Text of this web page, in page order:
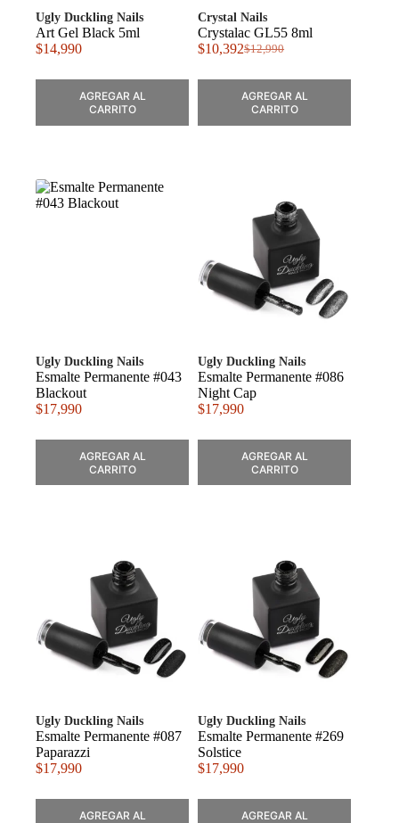
Ugly Duckling Nails
Art Gel Black 5ml
$14,990
AGREGAR AL
CARRITO
Crystal Nails
Crystalac GL55 8ml
$12,990
El
era:
$10,392El
es:
AGREGAR AL
CARRITO
Ugly Duckling Nails
Esmalte Permanente #043
Blackout
$17,990
AGREGAR AL
CARRITO
Ugly Duckling Nails
Esmalte Permanente #086
Night Cap
$17,990
AGREGAR AL
CARRITO
Ugly Duckling Nails
Esmalte Permanente #087
Paparazzi
$17,990
AGREGAR AL
Ugly Duckling Nails
Esmalte Permanente #269
Solstice
$17,990
AGREGAR AL